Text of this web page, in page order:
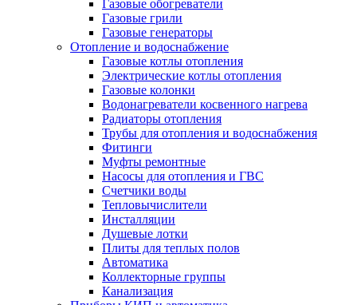
Газовые обогреватели
Газовые грили
Газовые генераторы
Отопление и водоснабжение
Газовые котлы отопления
Электрические котлы отопления
Газовые колонки
Водонагреватели косвенного нагрева
Радиаторы отопления
Трубы для отопления и водоснабжения
Фитинги
Муфты ремонтные
Насосы для отопления и ГВС
Счетчики воды
Тепловычислители
Инсталляции
Душевые лотки
Плиты для теплых полов
Автоматика
Коллекторные группы
Канализация